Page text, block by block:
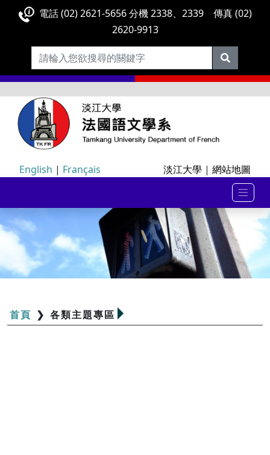
電話 (02) 2621-5656 分機 2338、2339 傳真 (02)
2620-9913
English | Français 淡江大學 | 網站地圖
首頁 ❯ 各類主題專區